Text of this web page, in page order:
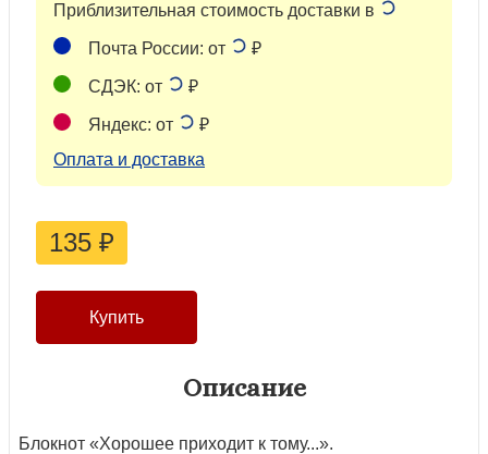
Приблизительная стоимость доставки в
Почта России: от ₽
СДЭК: от ₽
Яндекс: от
₽
Оплата и доставка
135 ₽
Описание
Блокнот «Хорошее приходит к тому...».